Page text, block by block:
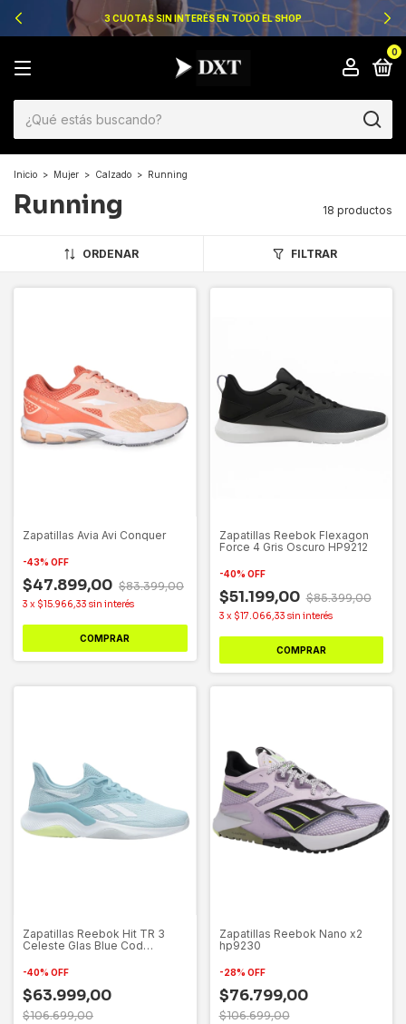
3 CUOTAS SIN INTERÉS EN TODO EL SHOP
0
Inicio > Mujer > Calzado > Running
Running 18 productos
ORDENAR FILTRAR
Zapatillas Avia Avi Conquer
-43% OFF
$47.899,00 $83.399,00
3 x $15.966,33 sin interés
COMPRAR
Zapatillas Reebok Flexagon
Force 4 Gris Oscuro HP9212
-40% OFF
$51.199,00 $85.399,00
3 x $17.066,33 sin interés
COMPRAR
Zapatillas Reebok Hit TR 3
Celeste Glas Blue Cod
-40% OFF
$63.999,00
$106.699,00
Zapatillas Reebok Nano x2
hp9230
-28% OFF
$76.799,00
$106.699,00